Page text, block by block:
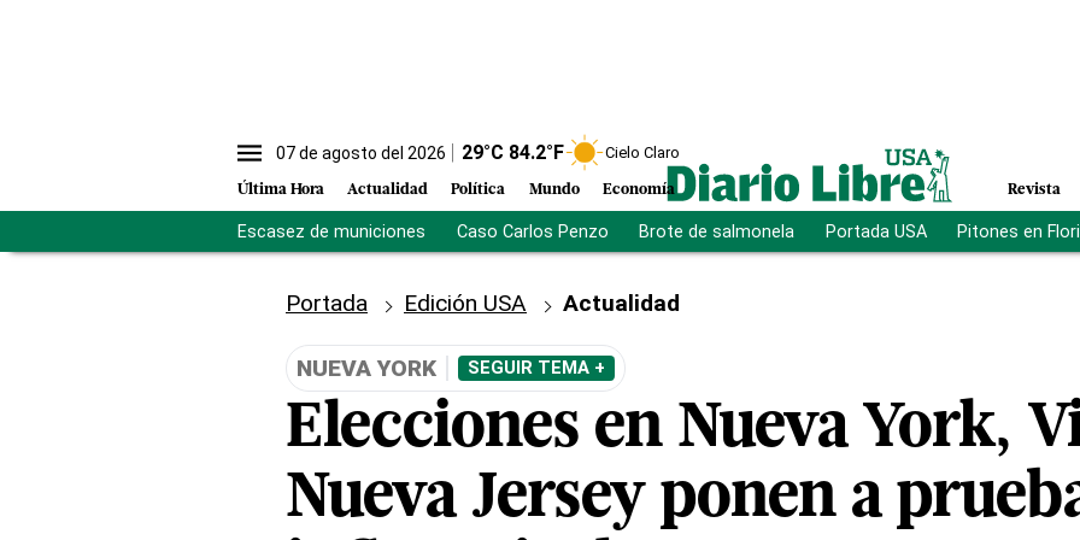
07 de agosto del 2026 29°C 84.2°F Cielo Claro
Última Hora Actualidad Política Mundo Economía Revista
Escasez de municiones Caso Carlos Penzo Brote de salmonela Portada USA Pitones en
Portada Edición USA Actualidad
NUEVA YORK SEGUIR TEMA +
Elecciones en Nueva York,
Nueva Jersey ponen a